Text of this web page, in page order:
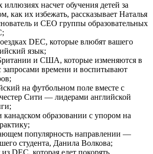
иллюзиях насчет обучения детей за
как их избежать, рассказывает Наталья
и СЕО группы образовательных
DEC, которые влюбят вашего
язык;
и США, которые изменяются в
запросами времени и воспитывают
на футбольном поле вместе с
Сити — лидерами английской
канадском образовании с упором на
популярность направлении —
студента, Данила Волкова;